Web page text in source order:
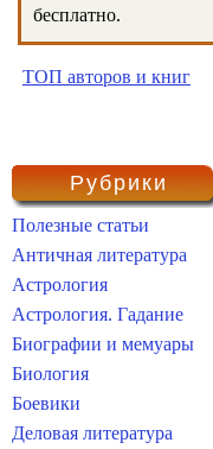
бесплатно.
ТОП авторов и книг
Рубрики
Полезные статьи
Античная литература
Астрология
Астрология. Гадание
Биографии и мемуары
Биология
Боевики
Деловая литература